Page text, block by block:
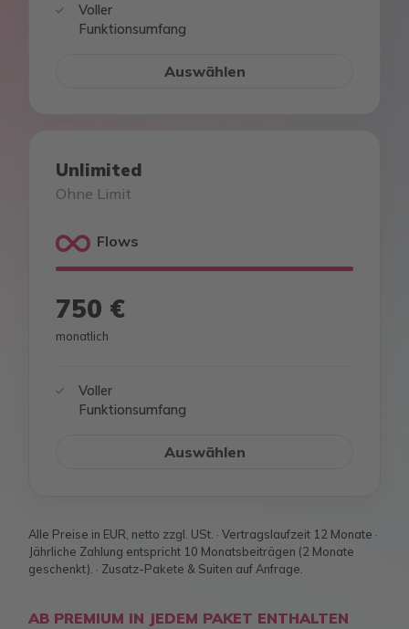
Voller
Funktionsumfang
Auswählen
Unlimited
Ohne Limit
Flows
750 €
monatlich
Voller
Funktionsumfang
Auswählen
Alle Preise in EUR, netto zzgl. USt. · Vertragslaufzeit 12 Monate ·
Jährliche Zahlung entspricht 10 Monatsbeiträgen (2 Monate
geschenkt). · Zusatz-Pakete & Suiten auf Anfrage.
AB PREMIUM IN JEDEM PAKET ENTHALTEN